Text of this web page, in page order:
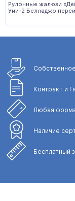
Рулонные жалюзи
Уни-2 Белладжо
Собственное
Контракт и
Любая
Наличие
Бесплатный